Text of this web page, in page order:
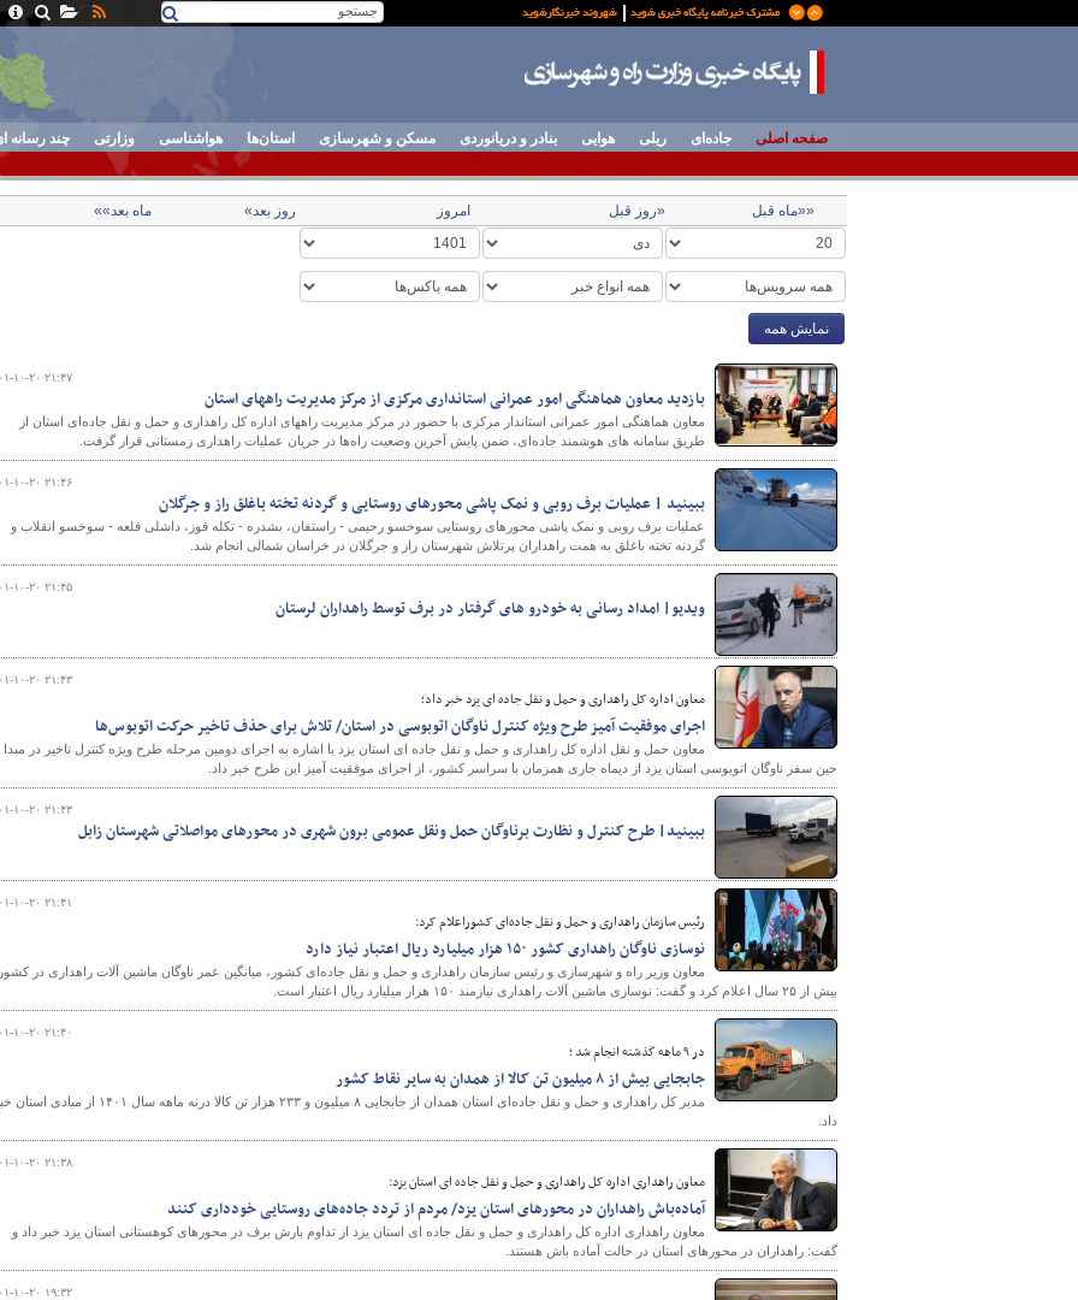
پایگاه خبری وزارت راه و
صفحه اصلی جاده‌ای ریلی هوایی بنادر و دریانوردی مسکن و شهرسازی استان‌ها هواشناسی وزارتی چند رسانه
««ماه قبل «روز قبل امروز روز بعد» ماه بعد»»
نمایش همه
۱۴۰۱-۱۰-۲۰
بازدید معاون هماهنگی امور عمرانی استانداری مرکزی از مرکز مدیریت راههای استان
معاون هماهنگی امور عمرانی استاندار مرکزی با حضور در مرکز مدیریت راههای اداره کل راهداری و حمل و نقل جاده‌ای استان از
طریق سامانه های هوشمند جاده‌ای، ضمن پایش آخرین وضعیت راه‌ها در جریان عملیات راهداری زمستانی قرار گرفت.
۱۴۰۱-۱۰-۲۰
ببینید | عملیات برف روبی و نمک پاشی محورهای روستایی و گردنه تخته باغلق راز و جرگلان
عملیات برف روبی و نمک پاشی محورهای روستایی سوخسو رحیمی - راستقان، بشدره - تکله قوز، داشلی قلعه - سوخسو انقلاب و
گردنه تخته باغلق به همت راهداران پرتلاش شهرستان راز و جرگلان در خراسان شمالی انجام شد.
۱۴۰۱-۱۰-۲۰
ویدیو| امداد رسانی به خودرو های گرفتار در برف توسط راهداران لرستان
۱۴۰۱-۱۰-۲۰
معاون اداره کل راهداری و حمل و نقل جاده ای یزد خبر داد؛
اجرای موفقیت آمیز طرح ویژه کنترل ناوگان اتوبوسی در استان/ تلاش برای حذف تاخیر حرکت اتوبوس‌ها
️معاون حمل و نقل اداره کل راهداری و حمل و نقل جاده ای استان یزد با اشاره به اجرای دومین مرحله طرح ویژه کنترل تاخیر در مبدا
حین سفر ناوگان اتوبوسی استان یزد از دیماه جاری همزمان با سراسر کشور، از اجرای موفقیت آمیز این طرح خبر داد.
۱۴۰۱-۱۰-۲۰
ببینید| طرح کنترل و نظارت برناوگان حمل ونقل عمومی برون شهری در محورهای مواصلاتی شهرستان زابل
۱۴۰۱-۱۰-۲۰
رئیس سازمان راهداری و حمل و نقل جاده‌ای کشوراعلام کرد:
نوسازی ناوگان راهداری کشور ۱۵۰ هزار میلیارد ریال اعتبار نیاز دارد
معاون وزیر راه و شهرسازی و رئیس سازمان راهداری و حمل و نقل جاده‌ای کشور، میانگین عمر ناوگان ماشین آلات راهداری در کشور
بیش از ۲۵ سال اعلام کرد و گفت: نوسازی ماشین آلات راهداری نیازمند ۱۵۰ هزار میلیارد ریال اعتبار است.
۱۴۰۱-۱۰-۲۰
در ۹ ماهه گذشته انجام شد ؛
جابجایی بیش از ۸ میلیون تن کالا از همدان به سایر نقاط کشور
مدیر کل راهداری و حمل و نقل جاده‌ای استان همدان از جابجایی ۸ میلیون و ۲۳۳ هزار تن کالا درنه ماهه سال ۱۴۰۱ از مبادی
داد.
۱۴۰۱-۱۰-۲۰
معاون راهداری اداره کل راهداری و حمل و نقل جاده ای استان یزد:
آماده‌باش راهداران در محورهای استان یزد/ مردم از تردد جاده‌های روستایی خودداری کنند
️معاون راهداری اداره کل راهداری و حمل و نقل جاده ای استان یزد از تداوم بارش برف در محورهای کوهستانی استان یزد خبر داد و
گفت: راهداران در محورهای استان در حالت آماده باش هستند.
۱۴۰۱-۱۰-۲۰